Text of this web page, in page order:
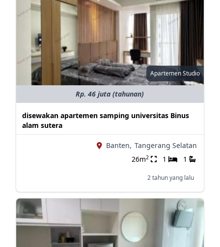
Apartemen Studio
Rp. 46 juta (tahunan)
disewakan apartemen samping universitas Binus
alam sutera
Banten, Tangerang Selatan
26m2 1 1
2 tahun yang lalu